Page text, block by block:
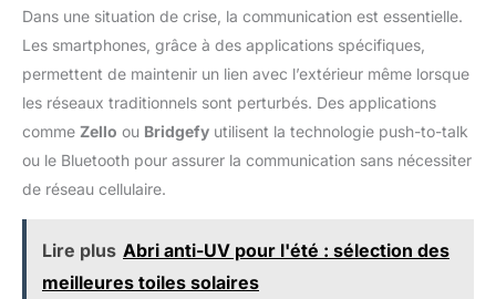
Dans une situation de crise, la communication est essentielle.
Les smartphones, grâce à des applications spécifiques,
permettent de maintenir un lien avec l’extérieur même lorsque
les réseaux traditionnels sont perturbés. Des applications
comme Zello ou Bridgefy utilisent la technologie push-to-talk
ou le Bluetooth pour assurer la communication sans nécessiter
de réseau cellulaire.
Lire plus Abri anti-UV pour l'été : sélection des
meilleures toiles solaires